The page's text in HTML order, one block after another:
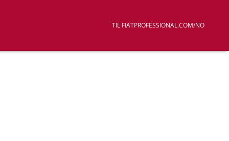
TIL FIATPROFESSIONAL.COM/NO